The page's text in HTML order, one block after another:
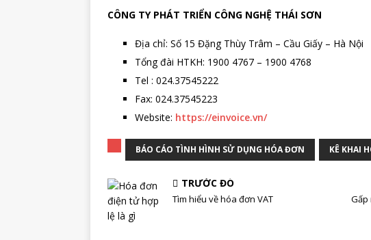
CÔNG TY PHÁT TRIỂN CÔNG NGHỆ THÁI SƠN
Địa chỉ: Số 15 Đặng Thùy Trâm – Cầu Giấy – Hà Nội
Tổng đài HTKH: 1900 4767 – 1900 4768
Tel : 024.37545222
Fax: 024.37545223
Website: https://einvoice.vn/
BÁO CÁO TÌNH HÌNH SỬ DỤNG HÓA ĐƠN KÊ KHAI
TRƯỚC ĐÓ
Tìm hiểu về hóa đơn VAT
Gấp